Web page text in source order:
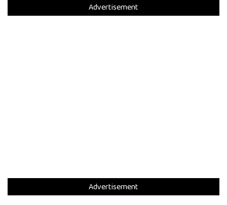
Advertisement
Advertisement